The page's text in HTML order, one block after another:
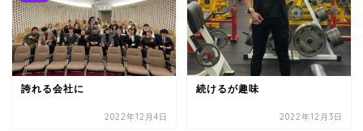
誇れる会社に
2022年12月4日
続けるが趣味
2022年12月3日